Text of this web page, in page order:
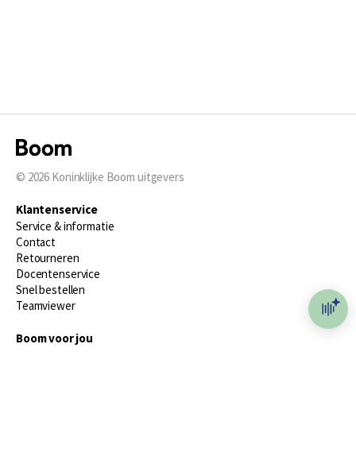
© 2026 Koninklijke Boom uitgevers
Klantenservice
Service & informatie
Contact
Retourneren
Docentenservice
Snel bestellen
Teamviewer
Boom voor jou